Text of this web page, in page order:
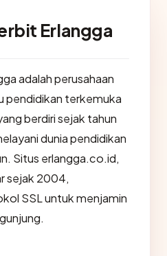
Erlangga
adalah perusahaan
pendidikan terkemuka
berdiri sejak tahun
dunia pendidikan
Situs erlangga.co.id,
sejak 2004,
SSL untuk menjamin